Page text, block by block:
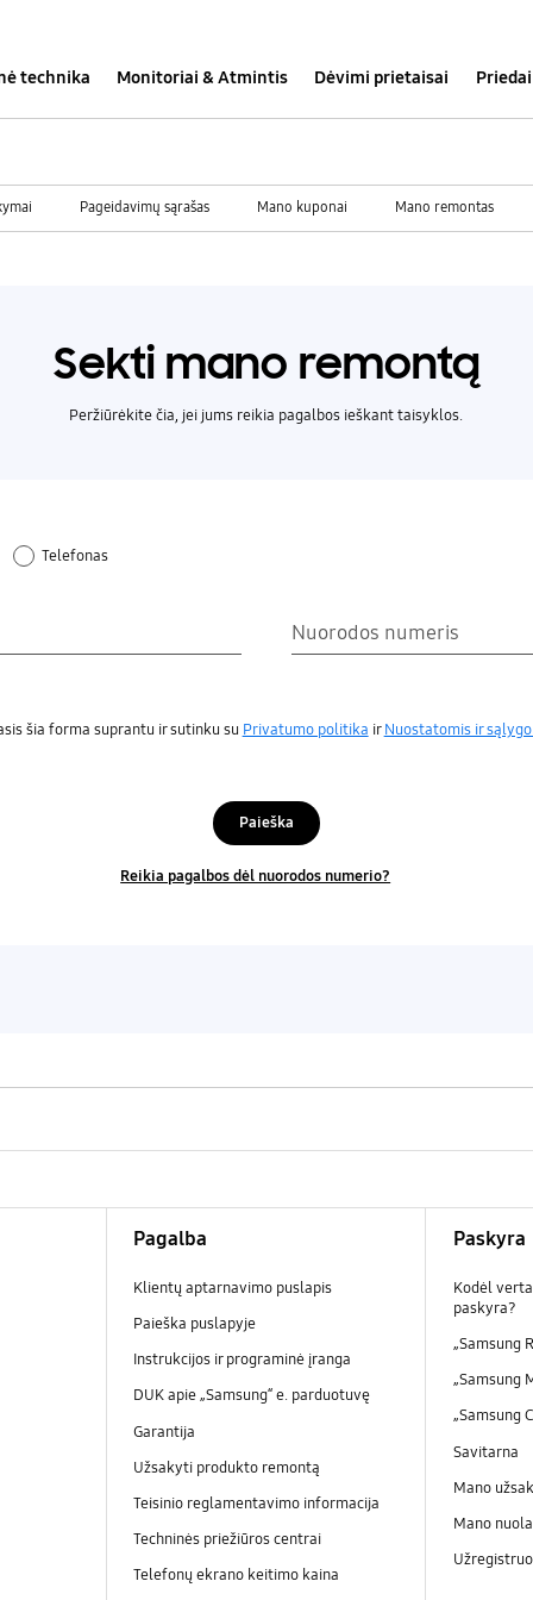
technika Monitoriai & Atmintis Dėvimi prietaisai Priedai
Pageidavimų sąrašas Mano kuponai Mano remontas
Sekti mano remontą
Peržiūrėkite čia, jei jums reikia pagalbos ieškant taisyklos.
Telefonas
Nuorodos numeris
šia forma suprantu ir sutinku su Privatumo politika irNuostatomis ir
Paieška
Reikia pagalbos dėl nuorodos numerio?
Pagalba
Klientų aptarnavimo puslapis
Paieška puslapyje
Instrukcijos ir programinė įranga
DUK apie „Samsung“ e. parduotuvę
Garantija
Užsakyti produkto remontą
Teisinio reglamentavimo informacija
Techninės priežiūros centrai
Telefonų ekrano keitimo kaina
Paskyra
Kodėl
paskyra?
„Samsung
„Samsung
„Samsung
Savitarna
Mano
Mano